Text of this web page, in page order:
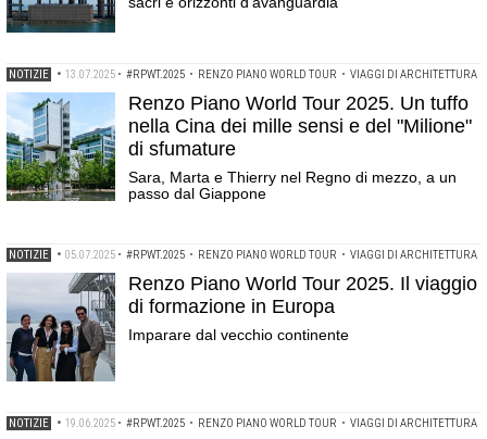
NOTIZIE • 13.07.2025 • #RPWT.2025 • RENZO PIANO WORLD TOUR • VIAGGI DI ARCHITETTURA
Renzo Piano World Tour 2025. Un tuffo
nella Cina dei mille sensi e del "Milione"
di sfumature
Sara, Marta e Thierry nel Regno di mezzo, a un
passo dal Giappone
NOTIZIE • 05.07.2025 • #RPWT.2025 • RENZO PIANO WORLD TOUR • VIAGGI DI ARCHITETTURA
Renzo Piano World Tour 2025. Il viaggio
di formazione in Europa
Imparare dal vecchio continente
NOTIZIE • 19.06.2025 • #RPWT.2025 • RENZO PIANO WORLD TOUR • VIAGGI DI ARCHITETTURA